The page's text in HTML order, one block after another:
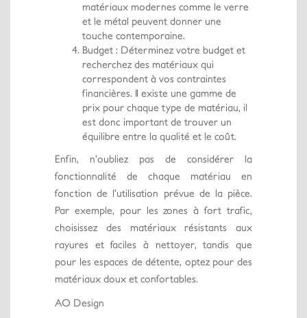
matériaux modernes comme le verre
et le métal peuvent donner une
touche contemporaine.
Budget : Déterminez votre budget et
recherchez des matériaux qui
correspondent à vos contraintes
financières. Il existe une gamme de
prix pour chaque type de matériau, il
est donc important de trouver un
équilibre entre la qualité et le coût.
Enfin, n’oubliez pas de considérer la
fonctionnalité de chaque matériau en
fonction de l’utilisation prévue de la pièce.
Par exemple, pour les zones à fort trafic,
choisissez des matériaux résistants aux
rayures et faciles à nettoyer, tandis que
pour les espaces de détente, optez pour des
matériaux doux et confortables.
AO Design